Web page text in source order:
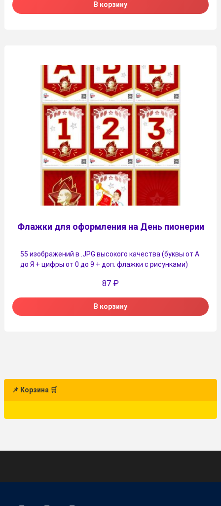
В корзину
Флажки для оформления на День пионерии
55 изображений в .JPG высокого качества (буквы от А
до Я + цифры от 0 до 9 + доп. флажки с рисунками)
87 ₽
В корзину
📌 Корзина 🛒